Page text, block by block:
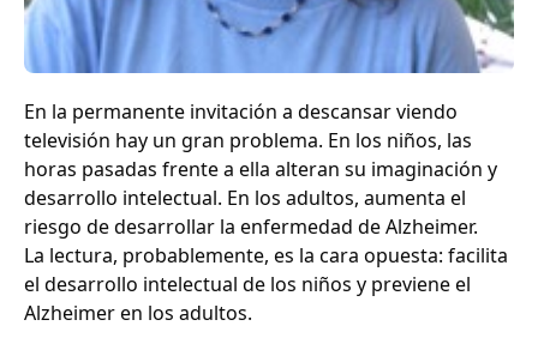
En la permanente invitación a descansar viendo
televisión hay un gran problema. En los niños, las
horas pasadas frente a ella alteran su imaginación y
desarrollo intelectual. En los adultos, aumenta el
riesgo de desarrollar la enfermedad de Alzheimer.
La lectura, probablemente, es la cara opuesta: facilita
el desarrollo intelectual de los niños y previene el
Alzheimer en los adultos.